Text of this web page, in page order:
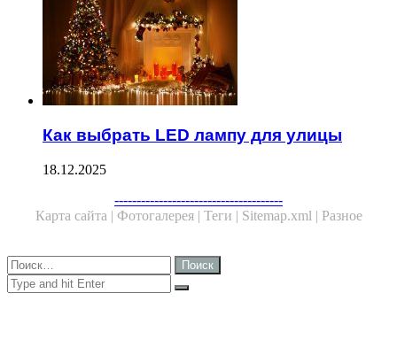
Как выбрать LED лампу для улицы
18.12.2025
--------------------------------------
Карта сайта | Фотогалерея | Теги | Sitemap.xml | Разное
Close
Найти:
Close
Search